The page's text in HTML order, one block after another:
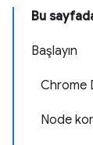
Bu
Başlayın
Chrome
Node